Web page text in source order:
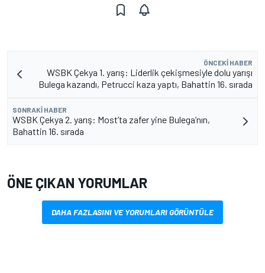
ÖNCEKI HABER
WSBK Çekya 1. yarış: Liderlik çekişmesiyle dolu yarışı
Bulega kazandı, Petrucci kaza yaptı, Bahattin 16. sırada
SONRAKI HABER
WSBK Çekya 2. yarış: Most’ta zafer yine Bulega’nın,
Bahattin 16. sırada
ÖNE ÇIKAN YORUMLAR
DAHA FAZLASINI VE YORUMLARI GÖRÜNTÜLE